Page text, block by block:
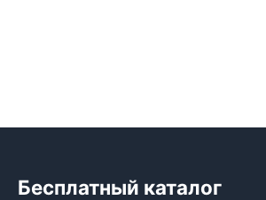
Бесплатный каталог